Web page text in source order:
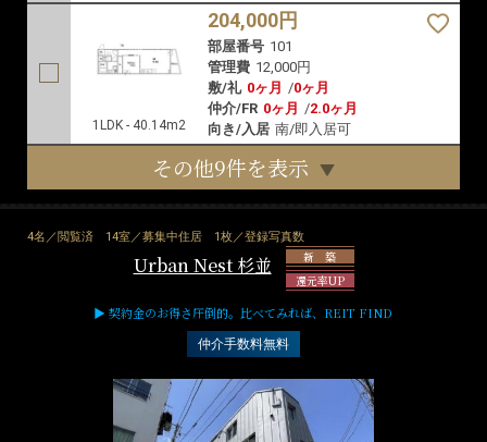
1LDK - 40.14m2
204,000円
部屋番号 101
管理費 12,000円
敷/礼 0ヶ月 /0ヶ月
仲介/FR 0ヶ月 /2.0ヶ月
向き/入居 南/即入居可
その他9件を表示
4名／閲覧済 14室／募集中住居 1枚／登録写真数
Urban Nest 杉並
新 築
還元率UP
▶ 契約金のお得さ圧倒的。比べてみれば、REIT FIND
仲介手数料無料